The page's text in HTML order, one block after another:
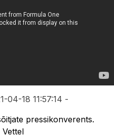
04-18 11:57:14 -
pressikonverents.
Vettel